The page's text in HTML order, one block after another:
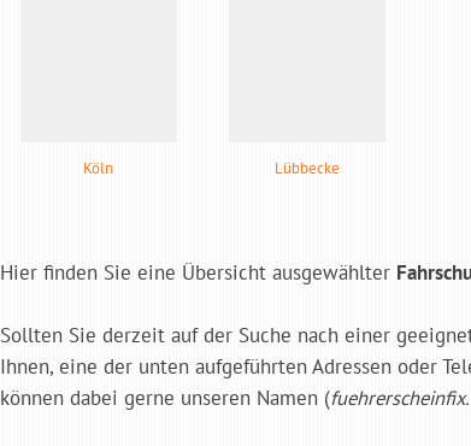
Köln Lübbecke
Hier finden Sie eine Übersicht ausgewählter
Sollten Sie derzeit auf der Suche nach einer
Ihnen, eine der unten aufgeführten Adressen oder
können dabei gerne unseren Namen (